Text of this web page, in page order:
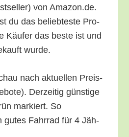
von Amazon.de.
du das belieb­tes­te Pro­
Käu­fer das bes­te ist und
wurde.
nach aktu­el­len Preis­
Der­zei­tig güns­ti­ge
mar­kiert. So
gutes Fahr­rad für 4 Jäh­